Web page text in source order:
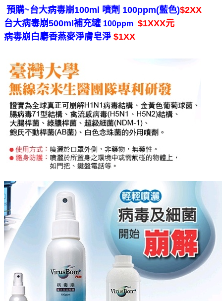
預購~台大病毒崩100ml 噴劑 100ppm(藍色)$2XX
台大病毒崩500ml補充罐 100ppm $1XXX元
病毒崩白麝香燕麥淨膚皂淨 $1XX